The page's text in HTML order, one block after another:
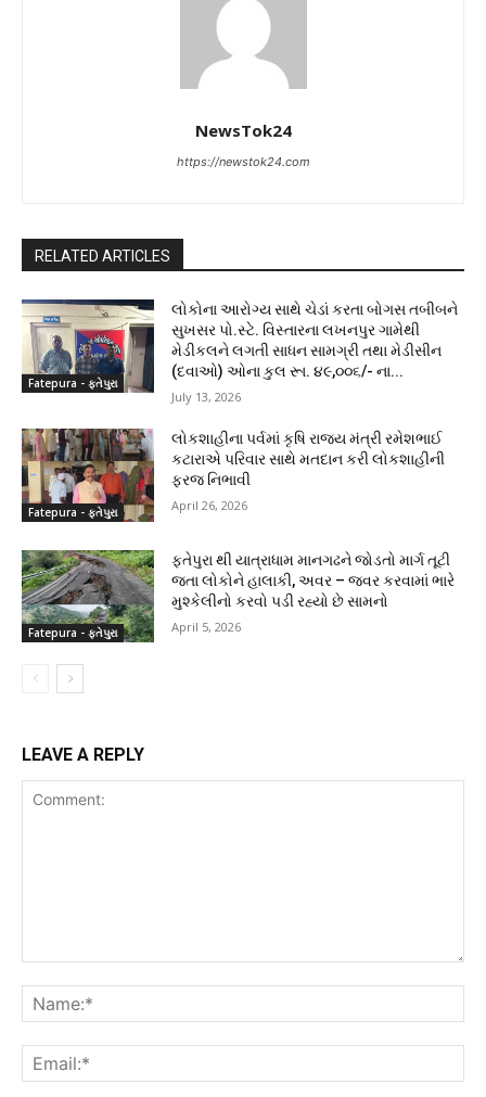
NewsTok24
https://newstok24.com
RELATED ARTICLES
Fatepura - ફતેપુરા
લોકોના આરોગ્ય સાથે ચેડાં કરતા બોગસ તબીબને
સુખસર પો.સ્ટે. વિસ્તારના લખનપુર ગામેથી
મેડીકલને લગતી સાધન સામગ્રી તથા મેડીસીન
(દવાઓ) ઓના કુલ રૂા. ૪૯,૦૦૬/- ના...
July 13, 2026
Fatepura - ફતેપુરા
લોકશાહીના પર્વમાં કૃષિ રાજ્ય મંત્રી રમેશભાઈ
કટારાએ પરિવાર સાથે મતદાન કરી લોકશાહીની
ફરજ નિભાવી
April 26, 2026
Fatepura - ફતેપુરા
ફતેપુરા થી યાત્રાધામ માનગઢને જોડતો માર્ગ તૂટી
જતા લોકોને હાલાકી, અવર – જવર કરવામાં ભારે
મુશ્કેલીનો કરવો પડી રહ્યો છે સામનો
April 5, 2026
LEAVE A REPLY